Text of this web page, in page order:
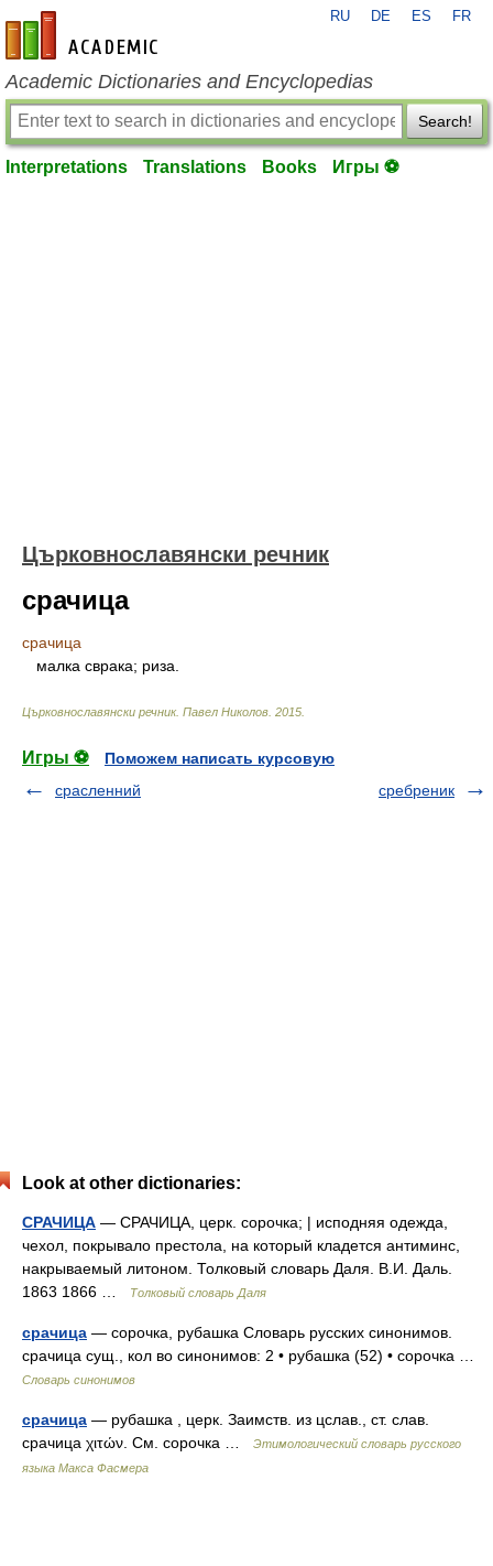
en-academic.com
RU DE ES FR
Academic Dictionaries and Encyclopedias
Search!
Interpretations Translations Books Игры ⚽
Църковнославянски речник
срачица
срачица
малка сврака; риза.
Църковнославянски речник. Павел Николов 2015
Игры ⚽
Поможем написать курсовую
срасленний
сребреник
Look at other dictionaries:
СРАЧИЦА — СРАЧИЦА, церк. сорочка; | исподняя одежда,
чехол, покрывало престола, на который кладется антиминс,
накрываемый литоном. Толковый словарь Даля. В.И. Даль.
1863 1866 …
Толковый словарь Даля
срачица — сорочка, рубашка Словарь русских синонимов.
срачица сущ., кол во синонимов: 2 • рубашка (52) • сорочка …
Словарь синонимов
срачица — рубашка , церк. Заимств. из цслав., ст. слав.
срачица χιτών. См. сорочка …
Этимологический словарь русского
языка Макса Фасмера